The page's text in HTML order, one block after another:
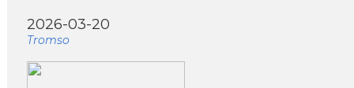
2026-03-20
Tromso